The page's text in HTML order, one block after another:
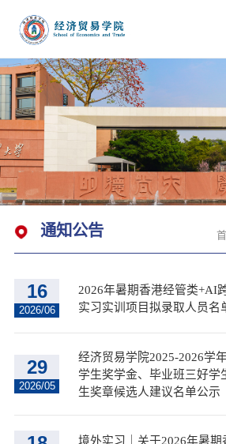
通知公告
16
2026/06
2026年暑期香港经管类+AI
实习实训项目拟录取人员名
29
2026/05
经济贸易学院2025-2026学
学生奖学金、毕业班三好学
生奖章候选人建议名单公示
境外实习｜关于2026年暑